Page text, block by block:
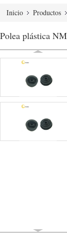
Inicio Productos
Polea plástica